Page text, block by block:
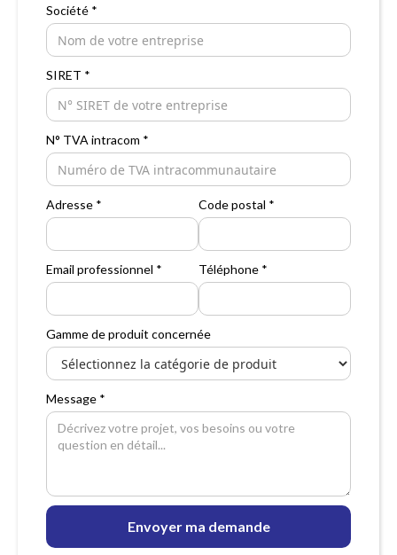
Société *
SIRET *
N° TVA intracom *
Adresse * Code postal *
Email professionnel * Téléphone *
Gamme de produit concernée
Message *